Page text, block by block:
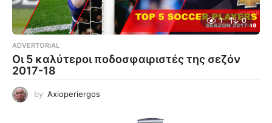
1 0
ADVERTORIAL
Οι 5 καλύτεροι ποδοσφαιριστές της σεζόν
2017-18
by Axioperiergos